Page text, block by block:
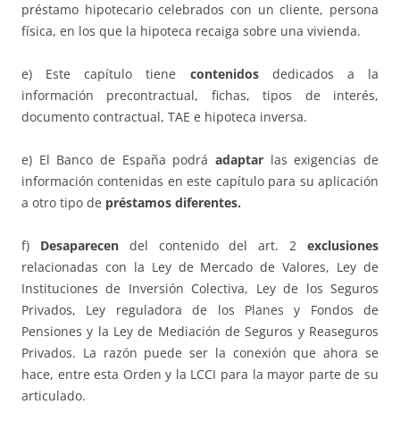
préstamo hipotecario celebrados con un cliente, persona
física, en los que la hipoteca recaiga sobre una vivienda.
e) Este capítulo tiene contenidosdedicados a la
información precontractual, fichas, tipos de interés,
documento contractual, TAE e hipoteca inversa.
e) El Banco de España podrá adaptar las exigencias de
información contenidas en este capítulo para su aplicación
a otro tipo de préstamos diferentes.
f) Desaparecendel contenido del art. 2exclusiones
relacionadas con la Ley de Mercado de Valores, Ley de
Instituciones de Inversión Colectiva, Ley de los Seguros
Privados, Ley reguladora de los Planes y Fondos de
Pensiones y la Ley de Mediación de Seguros y Reaseguros
Privados. La razón puede ser la conexión que ahora se
hace, entre esta Orden y la LCCI para la mayor parte de su
articulado.